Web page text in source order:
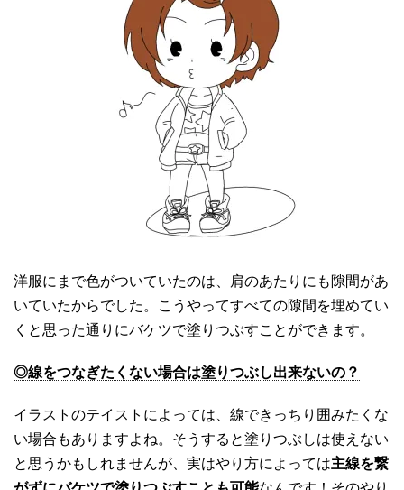
洋服にまで色がついていたのは、肩のあたりにも隙間があ
いていたからでした。こうやってすべての隙間を埋めてい
くと思った通りにバケツで塗りつぶすことができます。
◎線をつなぎたくない場合は塗りつぶし出来ないの？
イラストのテイストによっては、線できっちり囲みたくな
い場合もありますよね。そうすると塗りつぶしは使えない
と思うかもしれませんが、実はやり方によっては主線を繋